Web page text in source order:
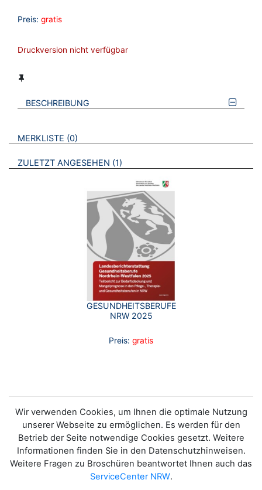
Preis: gratis
Druckversion nicht verfügbar
BESCHREIBUNG
VERWEISE AUF VERMERKTE- ODER ZULETZT ANGESEHENE
MERKLISTE 0 BROSCHÜREN
ZULETZT ANGESEHEN 1 BROSCHÜREN
GESUNDHEITSBERUFE
NRW 2025
Preis: gratis
Wir verwenden Cookies, um Ihnen die optimale Nutzung
unserer Webseite zu ermöglichen. Es werden für den
Betrieb der Seite notwendige Cookies gesetzt. Weitere
Informationen finden Sie in den Datenschutzhinweisen.
Weitere Fragen zu Broschüren beantwortet Ihnen auch das
ServiceCenter NRW.